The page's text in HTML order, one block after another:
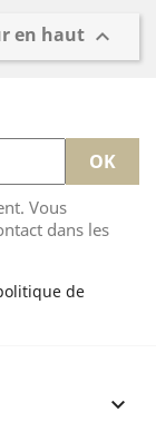
en haut 
Vous
dans les
de
